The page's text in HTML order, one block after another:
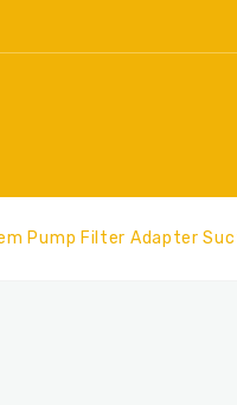
Pump Filter Adapter